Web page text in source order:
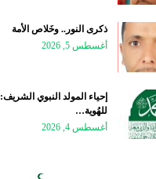
ذكرى النور.. وخَلاص الأمة
أغسطس 5, 2026
إحياء المولد النبوي
للهُوية…
أغسطس 4, 2026